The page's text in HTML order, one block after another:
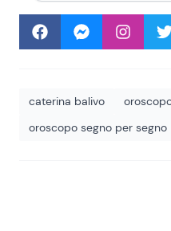
caterina balivo
oroscopo segno per segno